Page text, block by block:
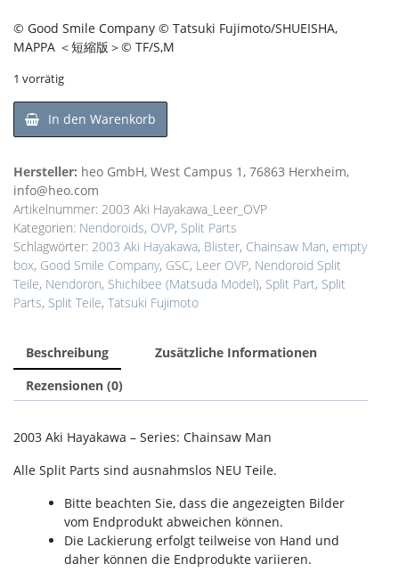
© Good Smile Company © Tatsuki Fujimoto/SHUEISHA,
MAPPA ＜短縮版＞© TF/S,M
1 vorrätig
In den Warenkorb
Hersteller: heo GmbH, West Campus 1, 76863 Herxheim,
info@heo.com
Artikelnummer: 2003 Aki Hayakawa_Leer_OVP
Kategorien: Nendoroids, OVP, Split Parts
Schlagwörter: 2003 Aki Hayakawa, Blister, Chainsaw Man, empty
box, Good Smile Company, GSC, Leer OVP, Nendoroid Split
Teile, Nendoron, Shichibee (Matsuda Model), Split Part, Split
Parts, Split Teile, Tatsuki Fujimoto
Beschreibung
Zusätzliche Informationen
Rezensionen (0)
2003 Aki Hayakawa – Series: Chainsaw Man
Alle Split Parts sind ausnahmslos NEU Teile.
Bitte beachten Sie, dass die angezeigten Bilder
vom Endprodukt abweichen können.
Die Lackierung erfolgt teilweise von Hand und
daher können die Endprodukte variieren.